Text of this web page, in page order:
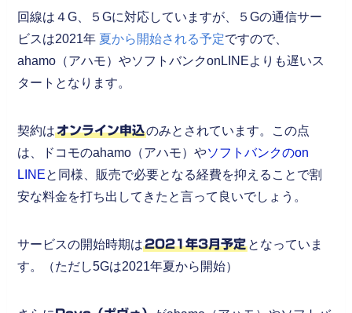
回線は４G、５Gに対応していますが、５Gの通信サー
ビスは2021年 夏から開始される予定ですので、
ahamo（アハモ）やソフトバンクonLINEよりも遅いス
タートとなります。
契約はオンライン申込のみとされています。この点
は、ドコモのahamo（アハモ）やソフトバンクのon
LINEと同様、販売で必要となる経費を抑えることで割
安な料金を打ち出してきたと言って良いでしょう。
サービスの開始時期は2021年3月予定 となっていま
す。（ただし5Gは2021年夏から開始）